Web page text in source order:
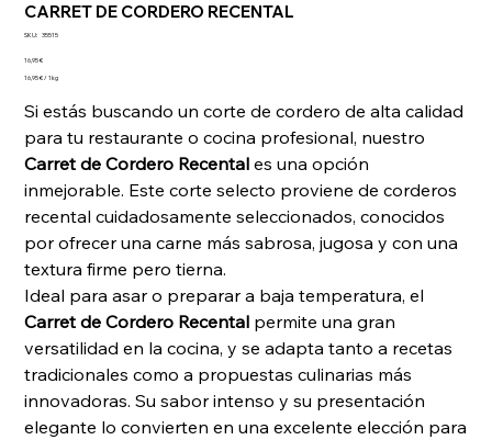
CARRET DE CORDERO RECENTAL
SKU: SKU
35515
Precio
16,95 €
16,95 €
Kilogramos
16,95 € / 1kg
Si estás buscando un corte de cordero de alta calidad
para tu restaurante o cocina profesional, nuestro
Carret de Cordero Recental es una opción
inmejorable. Este corte selecto proviene de corderos
recental cuidadosamente seleccionados, conocidos
por ofrecer una carne más sabrosa, jugosa y con una
textura firme pero tierna.
Ideal para asar o preparar a baja temperatura, el
Carret de Cordero Recental permite una gran
versatilidad en la cocina, y se adapta tanto a recetas
tradicionales como a propuestas culinarias más
innovadoras. Su sabor intenso y su presentación
elegante lo convierten en una excelente elección para